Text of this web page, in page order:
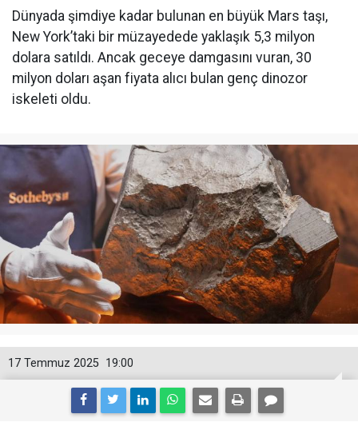
Dünyada şimdiye kadar bulunan en büyük Mars taşı,
New York’taki bir müzayedede yaklaşık 5,3 milyon
dolara satıldı. Ancak geceye damgasını vuran, 30
milyon doları aşan fiyata alıcı bulan genç dinozor
iskeleti oldu.
19:00
17 Temmuz 2025